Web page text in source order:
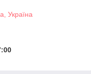
Україна